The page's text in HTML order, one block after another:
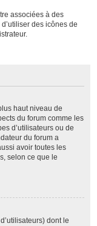
associées à des
des icônes de
haut niveau de
du forum comme les
d’utilisateurs ou de
du forum a
avoir toutes les
selon ce que le
dont le